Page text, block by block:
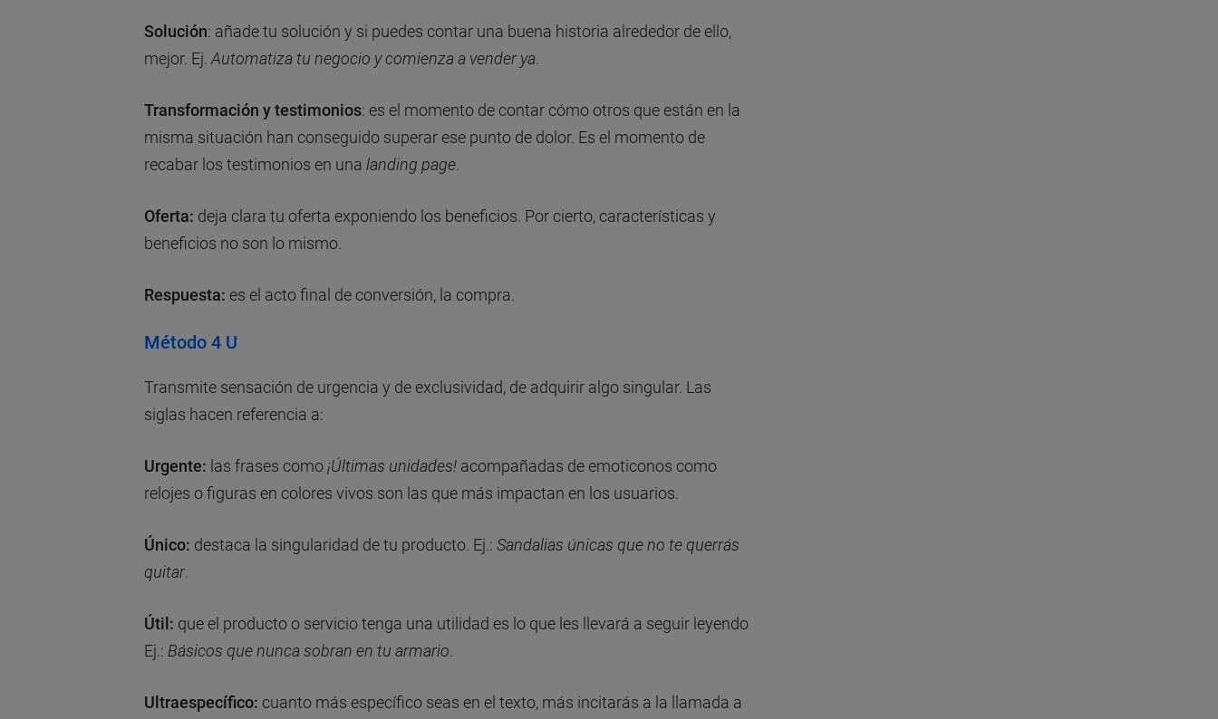
Solución: añade tu solución y si puedes contar una buena historia alrededor de ello,
mejor. Ej.Automatiza tu negocio y comienza a vender ya.
Transformación y testimonios: es el momento de contar cómo otros que están en la
misma situación han conseguido superar ese punto de dolor. Es el momento de
recabar los testimonios en una landing page.
Oferta: deja clara tu oferta exponiendo los beneficios. Por cierto, características y
beneficios no son lo mismo.
Respuesta: es el acto final de conversión, la compra.
Método 4 U
Transmite sensación de urgencia y de exclusividad, de adquirir algo singular. Las
siglas hacen referencia a:
Urgente: las frases como¡Últimas unidades! acompañadas de emoticonos como
relojes o figuras en colores vivos son las que más impactan en los usuarios.
Único: destaca la singularidad de tu producto. Ej.: Sandalias únicas que no te querrás
quitar.
Útil: que el producto o servicio tenga una utilidad es lo que les llevará a seguir leyendo
Ej.: Básicos que nunca sobran en tu armario.
Ultraespecífico: cuanto más específico seas en el texto, más incitarás a la llamada a